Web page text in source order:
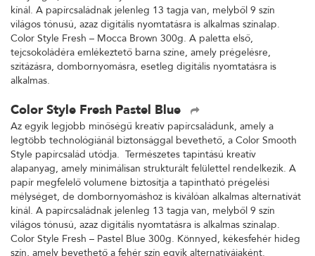
kínál. A papírcsaládnak jelenleg 13 tagja van, melyből 9 szín
világos tónusú, azaz digitális nyomtatásra is alkalmas színalap.
Color Style Fresh – Mocca Brown 300g. A paletta első,
tejcsokoládéra emlékeztető barna színe, amely prégelésre,
szitázásra, dombornyomásra, esetleg digitális nyomtatásra is
alkalmas.
Color Style Fresh Pastel Blue
Az egyik legjobb minőségű kreatív papírcsaládunk, amely a
legtöbb technológiánál biztonsággal bevethető, a Color Smooth
Style papírcsalád utódja. Természetes tapintású kreatív
alapanyag, amely minimálisan strukturált felülettel rendelkezik. A
papír megfelelő volumene biztosítja a tapintható prégelési
mélységet, de dombornyomáshoz is kiválóan alkalmas alternatívát
kínál. A papírcsaládnak jelenleg 13 tagja van, melyből 9 szín
világos tónusú, azaz digitális nyomtatásra is alkalmas színalap.
Color Style Fresh – Pastel Blue 300g. Könnyed, kékesfehér hideg
szín, amely bevethető a fehér szín egyik alternatívájaként.